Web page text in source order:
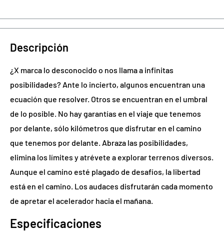
Descripción
¿X marca lo desconocido o nos llama a infinitas
posibilidades? Ante lo incierto, algunos encuentran una
ecuación que resolver. Otros se encuentran en el umbral
de lo posible. No hay garantías en el viaje que tenemos
por delante, sólo kilómetros que disfrutar en el camino
que tenemos por delante. Abraza las posibilidades,
elimina los límites y atrévete a explorar terrenos diversos.
Aunque el camino esté plagado de desafíos, la libertad
está en el camino. Los audaces disfrutarán cada momento
de apretar el acelerador hacia el mañana.
Especificaciones